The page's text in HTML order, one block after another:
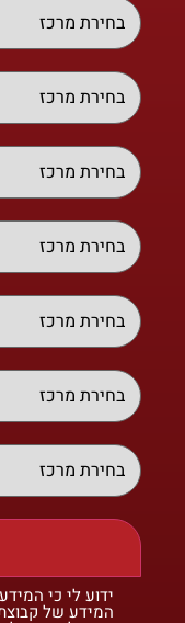
ידוע לי כי
המידע של